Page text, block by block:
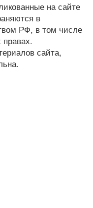
на сайте
в
РФ, в том числе
сайта,